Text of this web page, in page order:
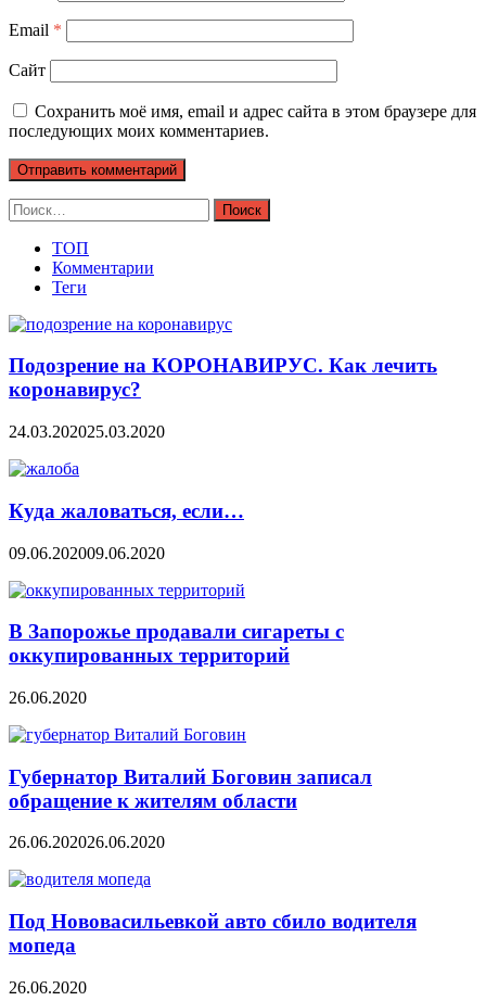
Email *
Сайт
Сохранить моё имя, email и адрес сайта в этом браузере для
последующих моих комментариев.
Найти:
ТОП
Комментарии
Теги
Подозрение на КОРОНАВИРУС. Как лечить
коронавирус?
24.03.202025.03.2020
Куда жаловаться, если…
09.06.202009.06.2020
В Запорожье продавали сигареты с
оккупированных территорий
26.06.2020
Губернатор Виталий Боговин записал
обращение к жителям области
26.06.202026.06.2020
Под Нововасильевкой авто сбило водителя
мопеда
26.06.2020